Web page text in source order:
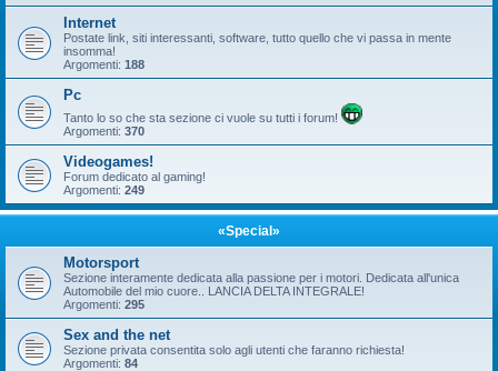
Internet
Postate link, siti interessanti, software, tutto quello che vi passa in mente
insomma!
Argomenti: 188
Pc
Tanto lo so che sta sezione ci vuole su tutti i forum!
Argomenti: 370
Videogames!
Forum dedicato al gaming!
Argomenti: 249
«Special»
Motorsport
Sezione interamente dedicata alla passione per i motori. Dedicata all'unica
Automobile del mio cuore.. LANCIA DELTA INTEGRALE!
Argomenti: 295
Sex and the net
Sezione privata consentita solo agli utenti che faranno richiesta!
Argomenti: 84